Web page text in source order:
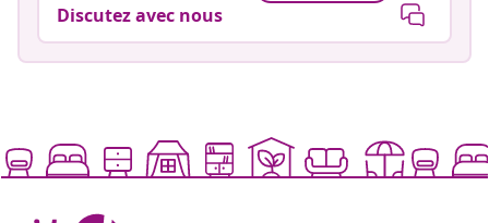
Discutez avec nous